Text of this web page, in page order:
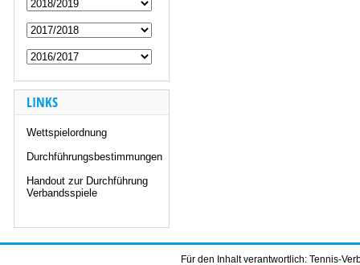
LINKS
Wettspielordnung
Durchführungsbestimmungen
Handout zur Durchführung
Verbandsspiele
Für den Inhalt verantwortlich: Tennis-